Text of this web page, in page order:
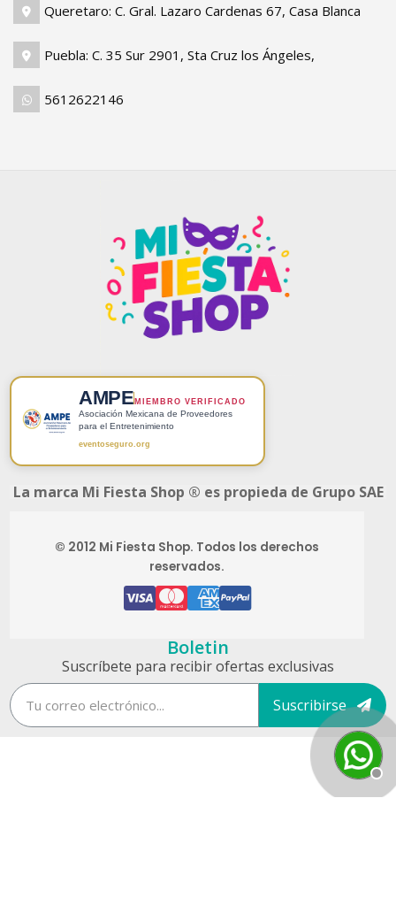
Queretaro: C. Gral. Lazaro Cardenas 67, Casa Blanca
Puebla: C. 35 Sur 2901, Sta Cruz los Ángeles,
5612622146
AMPE MIEMBRO VERIFICADO
Asociación Mexicana de Proveedores
para el Entretenimiento
eventoseguro.org
La marca Mi Fiesta Shop ® es propieda de Grupo SAE
© 2012 Mi Fiesta Shop. Todos los derechos
reservados.
Boletin
Suscríbete para recibir ofertas exclusivas
Suscribirse